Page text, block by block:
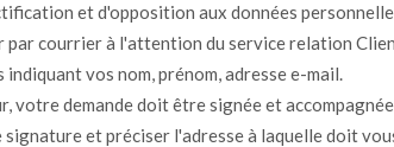
et d'opposition aux données
courrier à l'attention du service relation
vos nom, prénom, adresse e-mail.
votre demande doit être signée et
et préciser l'adresse à laquelle doit